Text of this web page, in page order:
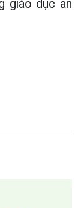
giáo dục an